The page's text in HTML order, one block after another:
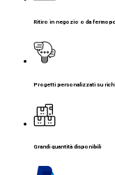
Ritiro in negozio o da
Progetti personalizzati su
Grandi quantità disponibili